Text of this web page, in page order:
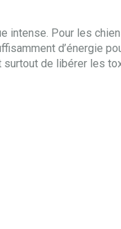
intense. Pour les
d’énergie
surtout de libérer les